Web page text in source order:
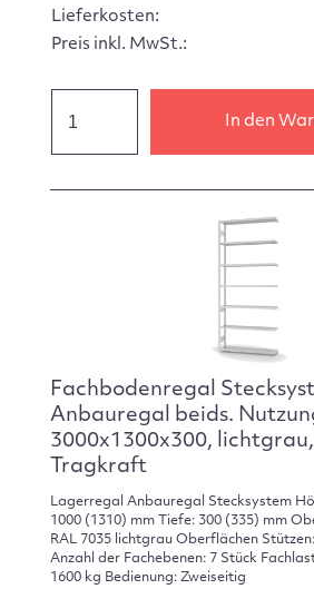
Lieferkosten:
Preis inkl. MwSt.:
In den
Fachbodenregal
Anbauregal beids.
3000x1300x300, lichtgrau,
Tragkraft
Lagerregal Anbauregal Stecksystem
1000 (1310) mm Tiefe: 300 (335) mm
RAL 7035 lichtgrau Oberflächen
Anzahl der Fachebenen: 7 Stück
1600 kg Bedienung: Zweiseitig